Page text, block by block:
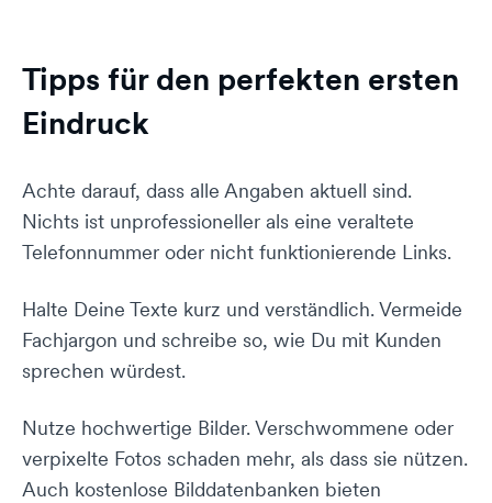
Tipps für den perfekten ersten
Eindruck
Achte darauf, dass alle Angaben aktuell sind.
Nichts ist unprofessioneller als eine veraltete
Telefonnummer oder nicht funktionierende Links.
Halte Deine Texte kurz und verständlich. Vermeide
Fachjargon und schreibe so, wie Du mit Kunden
sprechen würdest.
Nutze hochwertige Bilder. Verschwommene oder
verpixelte Fotos schaden mehr, als dass sie nützen.
Auch kostenlose Bilddatenbanken bieten